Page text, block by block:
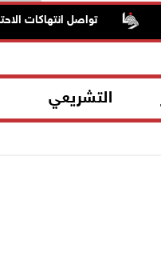
تواصل انتهاكات
التشريعي